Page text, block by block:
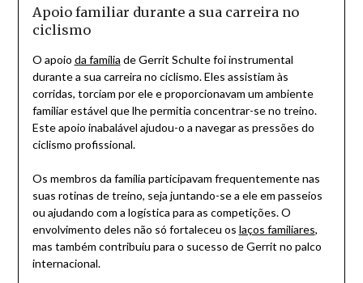
Apoio familiar durante a sua carreira no
ciclismo
O apoio da família de Gerrit Schulte foi instrumental
durante a sua carreira no ciclismo. Eles assistiam às
corridas, torciam por ele e proporcionavam um ambiente
familiar estável que lhe permitia concentrar-se no treino.
Este apoio inabalável ajudou-o a navegar as pressões do
ciclismo profissional.
Os membros da família participavam frequentemente nas
suas rotinas de treino, seja juntando-se a ele em passeios
ou ajudando com a logística para as competições. O
envolvimento deles não só fortaleceu os laços familiares,
mas também contribuiu para o sucesso de Gerrit no palco
internacional.